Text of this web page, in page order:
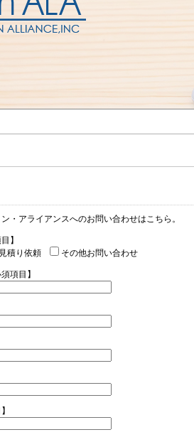
・アライアンスへのお問い合わせはこちら。
】
積り依頼 その他お問い合わせ
項目】